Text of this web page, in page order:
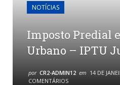
NOTÍCIAS
Imposto Predial
Urbano – IPTU
por CR2-ADMIN12 em 14 DE
COMENTÁRIOS